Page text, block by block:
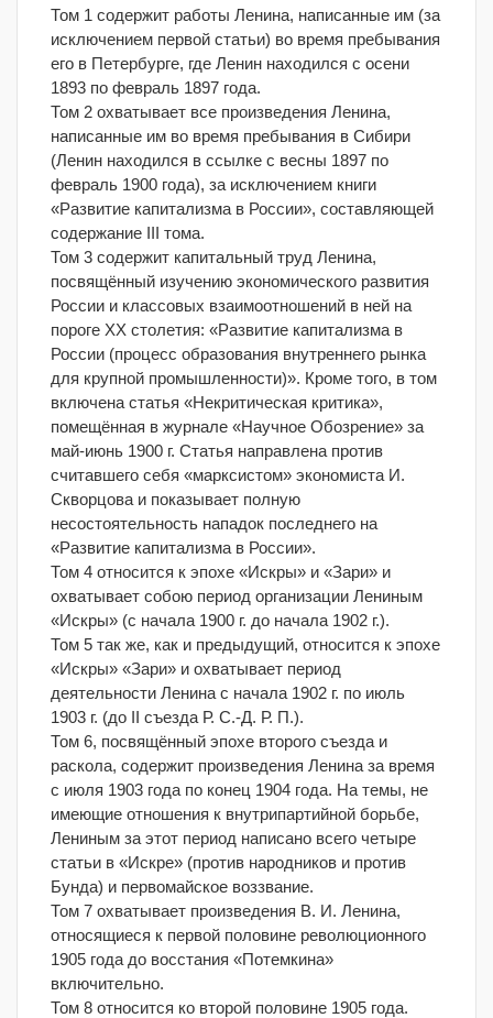
Том 1 содержит работы Ленина, написанные им (за
исключением первой статьи) во время пребывания
его в Петербурге, где Ленин находился с осени
1893 по февраль 1897 года.
Том 2 охватывает все произведения Ленина,
написанные им во время пребывания в Сибири
(Ленин находился в ссылке с весны 1897 по
февраль 1900 года), за исключением книги
«Развитие капитализма в России», составляющей
содержание III тома.
Том 3 содержит капитальный труд Ленина,
посвящённый изучению экономического развития
России и классовых взаимоотношений в ней на
пороге XX столетия: «Развитие капитализма в
России (процесс образования внутреннего рынка
для крупной промышленности)». Кроме того, в том
включена статья «Некритическая критика»,
помещённая в журнале «Научное Обозрение» за
май-июнь 1900 г. Статья направлена против
считавшего себя «марксистом» экономиста И.
Скворцова и показывает полную
несостоятельность нападок последнего на
«Развитие капитализма в России».
Том 4 относится к эпохе «Искры» и «Зари» и
охватывает собою период организации Лениным
«Искры» (с начала 1900 г. до начала 1902 г.).
Том 5 так же, как и предыдущий, относится к эпохе
«Искры» «Зари» и охватывает период
деятельности Ленина с начала 1902 г. по июль
1903 г. (до II съезда Р. С.-Д. Р. П.).
Том 6, посвящённый эпохе второго съезда и
раскола, содержит произведения Ленина за время
с июля 1903 года по конец 1904 года. На темы, не
имеющие отношения к внутрипартийной борьбе,
Лениным за этот период написано всего четыре
статьи в «Искре» (против народников и против
Бунда) и первомайское воззвание.
Том 7 охватывает произведения В. И. Ленина,
относящиеся к первой половине революционного
1905 года до восстания «Потемкина»
включительно.
Том 8 относится ко второй половине 1905 года.